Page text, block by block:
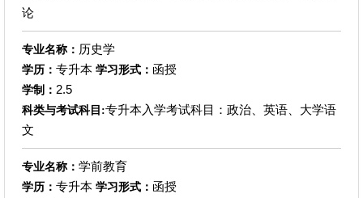
论
专业名称： 历史学
学历： 专升本 学习形式： 函授
学制： 2.5
科类与考试科目:专升本入学考试科目：政治、英语、大学语
文
专业名称： 学前教育
学历： 专升本 学习形式： 函授